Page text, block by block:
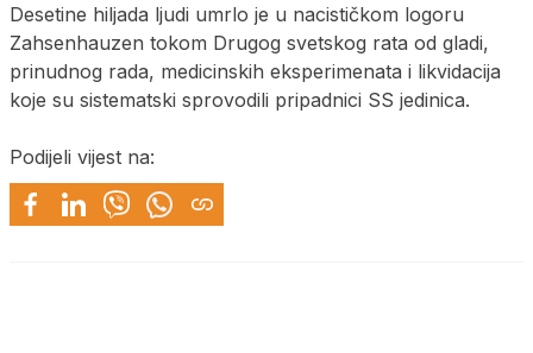
Desetine hiljada ljudi umrlo je u nacističkom logoru
Zahsenhauzen tokom Drugog svetskog rata od gladi,
prinudnog rada, medicinskih eksperimenata i likvidacija
koje su sistematski sprovodili pripadnici SS jedinica.
Podijeli vijest na: